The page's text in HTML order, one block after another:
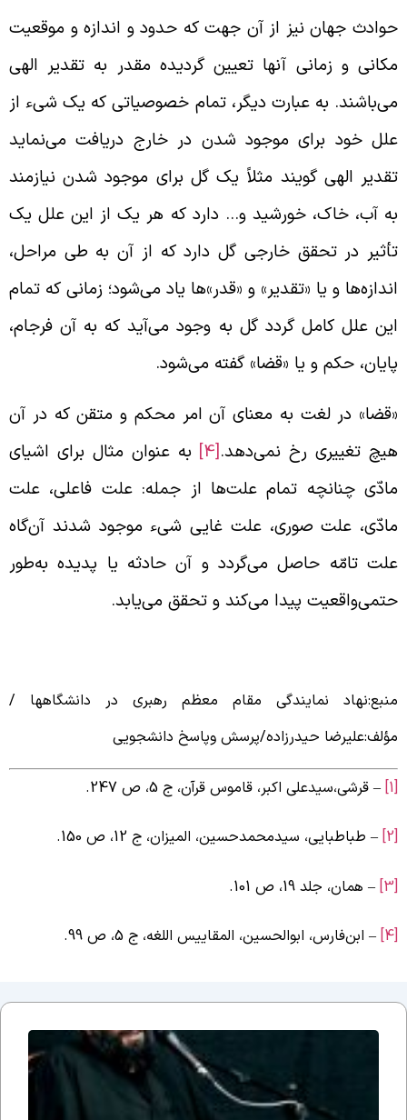
جهان نیز از آن جهت که حدود و اندازه و موقعیت
و زمانی آنها تعیین گردیده مقدر به تقدیر الهی
به عبارت دیگر، تمام خصوصیاتی که یک شیء از
خود برای موجود شدن در خارج دریافت می‌نماید
الهی گویند مثلاً یک گل برای موجود شدن نیازمند
آب، خاک، خورشید و… دارد که هر یک از این علل یک
در تحقق خارجی گل دارد که از آن به طی مراحل،
و یا «تقدیر» و «قدر»‌ها یاد می‌شود؛ زمانی که تمام
علل کامل گردد گل به وجود می‌آید که به آن فرجام،
حکم و یا «قضا» گفته می‌شود.
در لغت به معنای آن امر محکم و متقن که در آن
تغییری رخ نمی‌دهد.[4]
به عنوان مثال برای اشیای
چنانچه تمام علت‌ها از جمله: علت فاعلی، علت
علت صوری، علت غایی شیء موجود شدند آن‌گاه
تامّه حاصل می‌گردد و آن حادثه یا پدیده به‌طور
پیدا می‌کند و تحقق می‌یابد.
نمایندگی مقام معظم رهبری در دانشگاهها /
حیدرزاده/پرسش وپاسخ دانشجویی
– قرشی،‌سیدعلی اکبر، قاموس قرآن، ج 5، ص 247.
– طباطبایی، سیدمحمدحسین، المیزان، ج 12، ص 150.
– همان، جلد 19، ص 101.
– ابن‌فارس، ابوالحسین، المقاییس اللغه، ج 5، ص 99.
جلسه
بحث